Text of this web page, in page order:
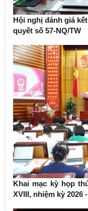
Hội nghị đánh giá
quyết số 57-NQ/TW
Khai mạc kỳ họp
XVIII, nhiệm kỳ 2026